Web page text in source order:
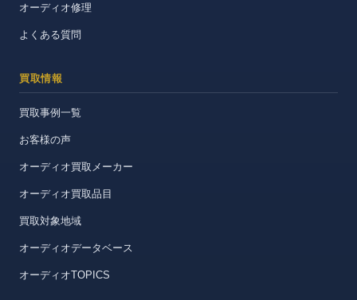
オーディオ修理
よくある質問
買取情報
買取事例一覧
お客様の声
オーディオ買取メーカー
オーディオ買取品目
買取対象地域
オーディオデータベース
オーディオTOPICS